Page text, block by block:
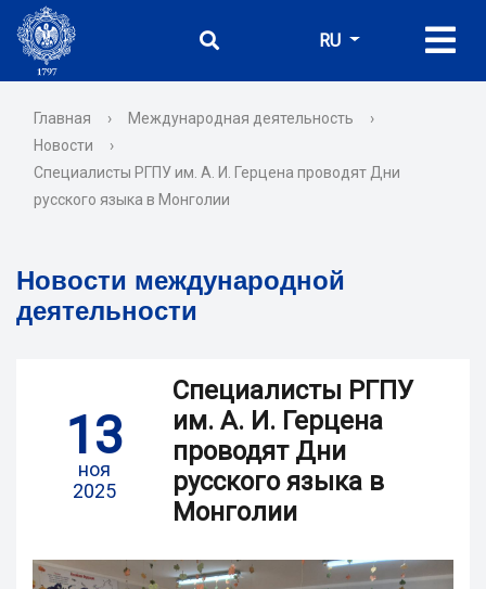
RU
Главная › Международная деятельность
›
Новости
›
Специалисты РГПУ им. А. И. Герцена проводят Дни
русского языка в Монголии
Новости международной
деятельности
13
ноя
2025
Специалисты РГПУ
им. А. И. Герцена
проводят Дни
русского языка в
Монголии